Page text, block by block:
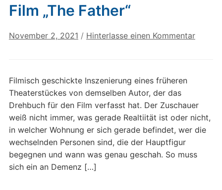
Film „The Father“
November 2, 2021 / Hinterlasse einen Kommentar
Filmisch geschickte Inszenierung eines früheren
Theaterstückes von demselben Autor, der das
Drehbuch für den Film verfasst hat. Der Zuschauer
weiß nicht immer, was gerade Realtiität ist oder nicht,
in welcher Wohnung er sich gerade befindet, wer die
wechselnden Personen sind, die der Hauptfigur
begegnen und wann was genau geschah. So muss
sich ein an Demenz […]